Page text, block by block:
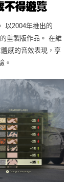
以2004年推出的
重製版作品。 在維
感的音效表現，享
。